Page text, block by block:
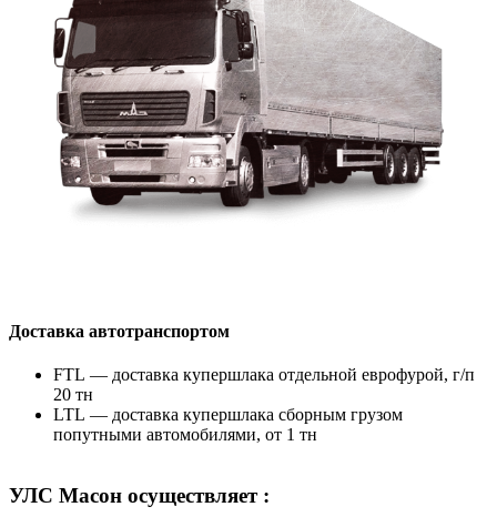
Доставка автотранспортом
FTL — доставка купершлака отдельной еврофурой, г/п
20 тн
LTL — доставка купершлака сборным грузом
попутными автомобилями, от 1 тн
УЛС Масон осуществляет :